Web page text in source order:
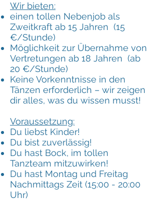
Wir bieten:
einen tollen Nebenjob als
Zweitkraft ab 15 Jahren (15
€/Stunde)
Möglichkeit zur Übernahme von
Vertretungen ab 18 Jahren (ab
20 €/Stunde)
Keine Vorkenntnisse in den
Tänzen erforderlich – wir zeigen
dir alles, was du wissen musst!
Voraussetzung:
Du liebst Kinder!
Du bist zuverlässig!
Du hast Bock, im tollen
Tanzteam mitzuwirken!
Du hast Montag und Freitag
Nachmittags Zeit (15:00 - 20:00
Uhr)